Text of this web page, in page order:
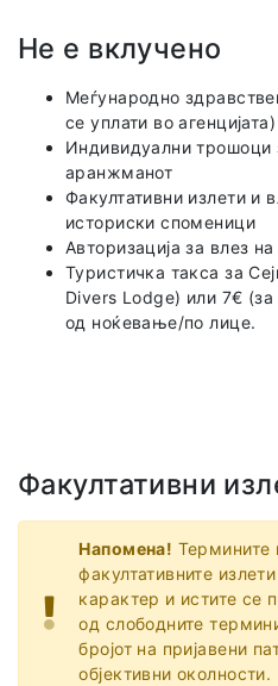
Не е вклучено
Меѓународно
се уплати во агенцијата)
Индивидуални
аранжманот
Факултативни излети и
историски споменици
Авторизација за влез
Туристичка такса за
Divers Lodge) или 7€
од ноќевање/по лице.
Факултативни
Напомена! Термините
факултативните
карактер и истите се
од слободните
бројот на пријавени
објективни околности.